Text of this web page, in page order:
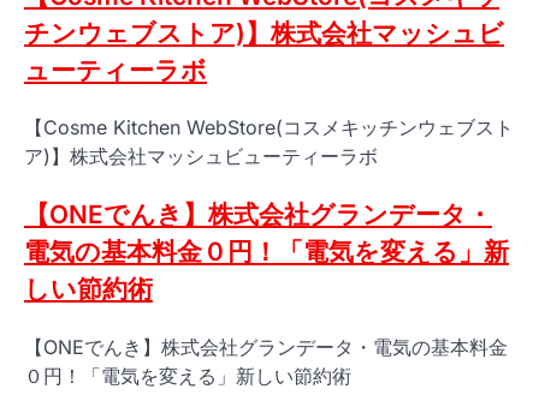
チンウェブストア)】株式会社マッシュビ
ューティーラボ
【Cosme Kitchen WebStore(コスメキッチンウェブスト
ア)】株式会社マッシュビューティーラボ
【ONEでんき】株式会社グランデータ・
電気の基本料金０円！「電気を変える」新
しい節約術
【ONEでんき】株式会社グランデータ・電気の基本料金
０円！「電気を変える」新しい節約術